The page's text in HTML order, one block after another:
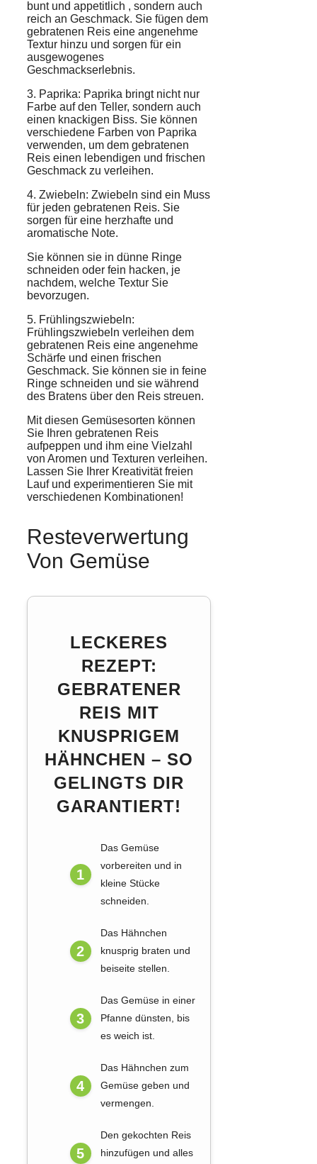
bunt und appetitlich , sondern auch
reich an Geschmack. Sie fügen dem
gebratenen Reis eine angenehme
Textur hinzu und sorgen für ein
ausgewogenes
Geschmackserlebnis.
3. Paprika: Paprika bringt nicht nur
Farbe auf den Teller, sondern auch
einen knackigen Biss. Sie können
verschiedene Farben von Paprika
verwenden, um dem gebratenen
Reis einen lebendigen und frischen
Geschmack zu verleihen.
4. Zwiebeln: Zwiebeln sind ein Muss
für jeden gebratenen Reis. Sie
sorgen für eine herzhafte und
aromatische Note.
Sie können sie in dünne Ringe
schneiden oder fein hacken, je
nachdem, welche Textur Sie
bevorzugen.
5. Frühlingszwiebeln:
Frühlingszwiebeln verleihen dem
gebratenen Reis eine angenehme
Schärfe und einen frischen
Geschmack. Sie können sie in feine
Ringe schneiden und sie während
des Bratens über den Reis streuen.
Mit diesen Gemüsesorten können
Sie Ihren gebratenen Reis
aufpeppen und ihm eine Vielzahl
von Aromen und Texturen verleihen.
Lassen Sie Ihrer Kreativität freien
Lauf und experimentieren Sie mit
verschiedenen Kombinationen!
Resteverwertung
Von Gemüse
LECKERES
REZEPT:
GEBRATENER
REIS MIT
KNUSPRIGEM
HÄHNCHEN – SO
GELINGTS DIR
GARANTIERT!
Das Gemüse
vorbereiten und in
kleine Stücke
schneiden.
Das Hähnchen
knusprig braten und
beiseite stellen.
Das Gemüse in einer
Pfanne dünsten, bis
es weich ist.
Das Hähnchen zum
Gemüse geben und
vermengen.
Den gekochten Reis
hinzufügen und alles